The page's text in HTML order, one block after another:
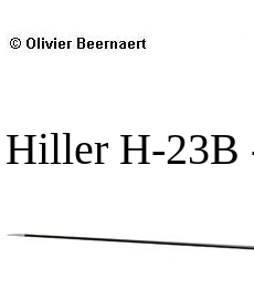
Hiller H-23B